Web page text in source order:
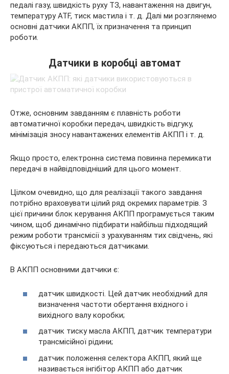
педалі газу, швидкість руху ТЗ, навантаження на двигун,
температуру ATF, тиск мастила і т. д. Далі ми розглянемо
основні датчики АКПП, їх призначення та принцип
роботи.
Датчики в коробці автомат
Отже, основним завданням є плавність роботи
автоматичної коробки передач, швидкість відгуку,
мінімізація зносу навантажених елементів АКПП і т. д.
Якщо просто, електронна система повинна перемикати
передачі в найвідповідніший для цього момент.
Цілком очевидно, що для реалізації такого завдання
потрібно враховувати цілий ряд окремих параметрів. З
цієї причини блок керування АКПП програмується таким
чином, щоб динамічно підбирати найбільш підходящий
режим роботи трансмісії з урахуванням тих свідчень, які
фіксуються і передаються датчиками.
В АКПП основними датчики є:
датчик швидкості. Цей датчик необхідний для
визначення частоти обертання вхідного і
вихідного валу коробки;
датчик тиску масла АКПП, датчик температури
трансмісійної рідини;
датчик положення селектора АКПП, який ще
називається інгібітор АКПП або датчик